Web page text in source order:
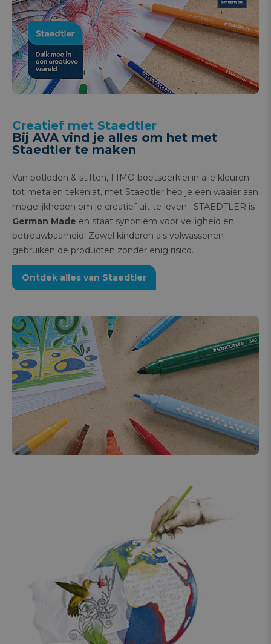
Creatief met Staedtler
Bij AVA vind je alles om het met
Staedtler te maken
Van potloden & stiften, FIMO boetseerklei in alle kleuren
tot metalen tekenlat, met Staedtler heb je een waaier aan
mogelijkheden om je creatief uit te leven. STAEDTLER is
German Made en staat synoniem voor veiligheid en
betrouwbaarheid. Zowel kinderen als volwassenen
gebruiken de producten zonder enig risico.
Ontdek alles van Staedtler